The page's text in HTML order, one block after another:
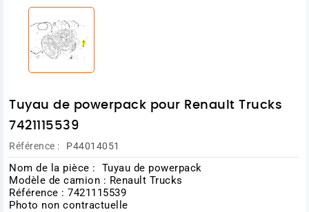
Tuyau de powerpack pour Renault Trucks
7421115539
Référence : P44014051
Nom de la pièce : Tuyau de powerpack
Modèle de camion : Renault Trucks
Référence : 7421115539
Photo non contractuelle